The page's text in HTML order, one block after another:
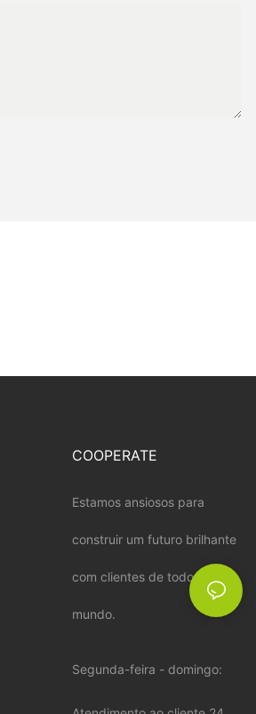
COOPERATE
Estamos ansiosos para
construir um futuro brilhante
com clientes de todo o
mundo.
Segunda-feira - domingo: